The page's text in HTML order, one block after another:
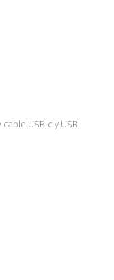
USB-c y USB